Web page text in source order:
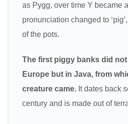
as Pygg, over time Y became
pronunciation changed to
of the pots.
The first piggy banks did
Europe but in Java, from
creature came.It dates back
century and is made out of